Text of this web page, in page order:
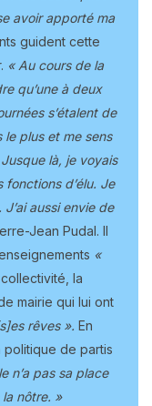
avoir apporté ma
guident cette
« Au cours de la
qu’une à deux
s’étalent de
le plus et me sens
là, je voyais
d’élu. Je
aussi envie de
Jean Pudal. Il
«
la
mairie qui lui ont
rêves ». En
de partis
n’a pas sa place
nôtre. »